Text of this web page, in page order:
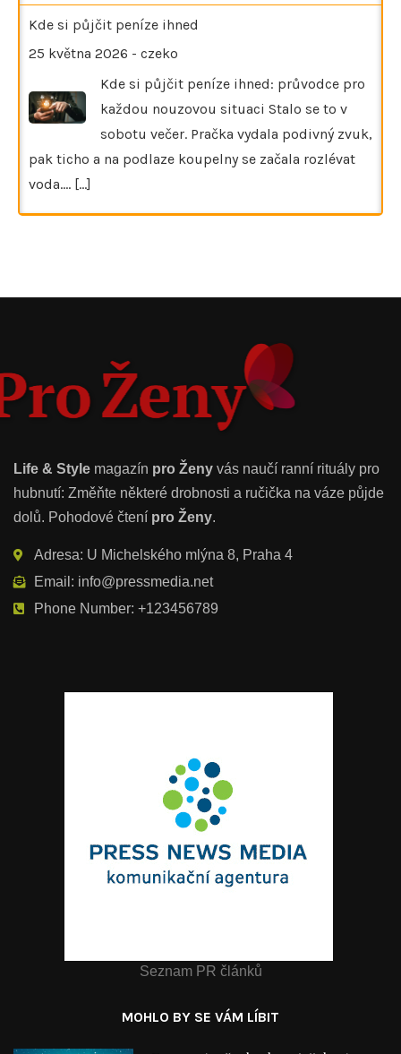
Kde si půjčit peníze ihned
25 května 2026 - czeko
Kde si půjčit peníze ihned: průvodce pro
každou nouzovou situaci Stalo se to v
sobotu večer. Pračka vydala podivný zvuk,
pak ticho a na podlaze koupelny se začala rozlévat
voda.… [...]
Life & Style magazín pro Ženy vás naučí ranní rituály pro
hubnutí: Změňte některé drobnosti a ručička na váze půjde
dolů. Pohodové čtení pro Ženy.
Adresa: U Michelského mlýna 8, Praha 4
Email: info@pressmedia.net
Phone Number: +123456789
Seznam PR článků
MOHLO BY SE VÁM LÍBIT